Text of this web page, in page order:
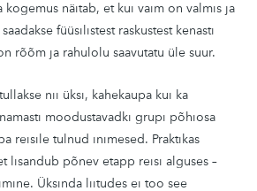
kogemus näitab, et kui vaim on valmis ja
füüsilistest raskustest kenasti
rõõm ja rahulolu saavutatu üle suur.
nii üksi, kahekaupa kui ka
moodustavadki grupi põhiosa
reisile tulnud inimesed. Praktikas
lisandub põnev etapp reisi alguses –
Üksinda liitudes ei too see